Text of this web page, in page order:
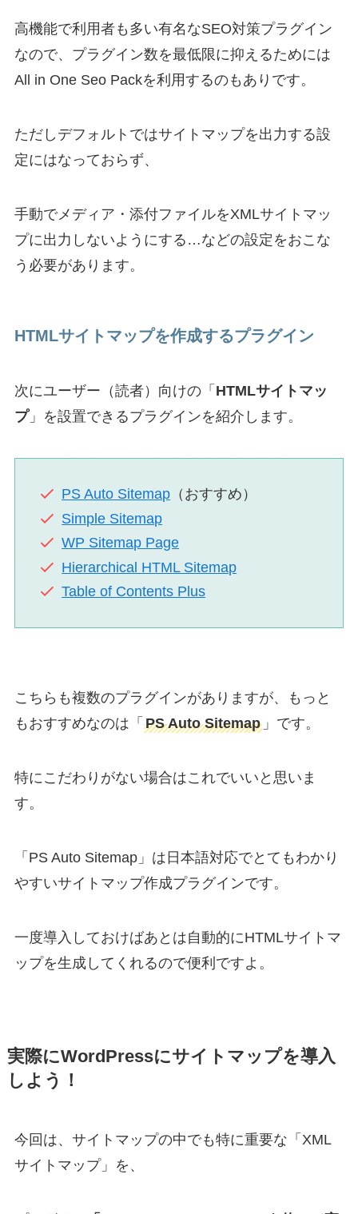
高機能で利用者も多い有名なSEO対策プラグイン
なので、プラグイン数を最低限に抑えるためには
All in One Seo Packを利用するのもありです。
ただしデフォルトではサイトマップを出力する設
定にはなっておらず、
手動でメディア・添付ファイルをXMLサイトマッ
プに出力しないようにする…などの設定をおこな
う必要があります。
HTMLサイトマップを作成するプラグイン
次にユーザー（読者）向けの「 HTMLサイトマッ
プ」を設置できるプラグインを紹介します。
PS Auto Sitemap （おすすめ）
Simple Sitemap
WP Sitemap Page
Hierarchical HTML Sitemap
Table of Contents Plus
こちらも複数のプラグインがありますが、もっと
もおすすめなのは「 PS Auto Sitemap」です。
特にこだわりがない場合はこれでいいと思いま
す。
「PS Auto Sitemap」は日本語対応でとてもわかり
やすいサイトマップ作成プラグインです。
一度導入しておけばあとは自動的にHTMLサイトマ
ップを生成してくれるので便利ですよ。
実際にWordPressにサイトマップを導入
しよう！
今回は、サイトマップの中でも特に重要な「XML
サイトマップ」を、